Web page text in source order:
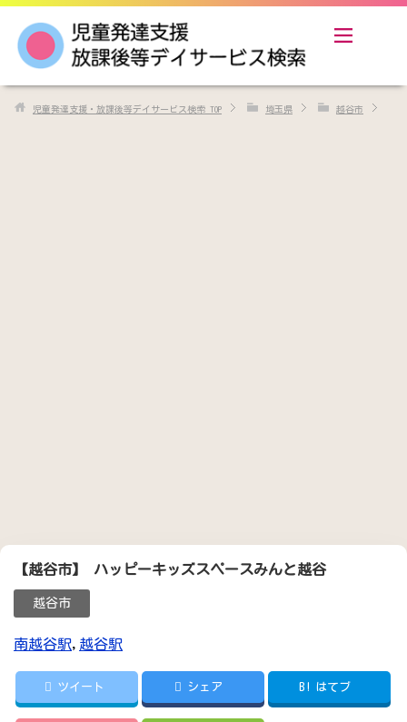
児童発達支援・放課後等デイサービス検索 TOP 埼玉県 越谷市
【越谷市】 ハッピーキッズスペースみんと越谷
越谷市
南越谷駅, 越谷駅
ツイート シェア B! はてブ